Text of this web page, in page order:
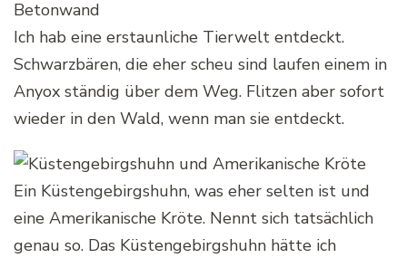
Ich hab eine erstaunliche Tierwelt entdeckt.
Schwarzbären, die eher scheu sind laufen einem in
Anyox ständig über dem Weg. Flitzen aber sofort
wieder in den Wald, wenn man sie entdeckt.
Ein Küstengebirgshuhn, was eher selten ist und
eine Amerikanische Kröte. Nennt sich tatsächlich
genau so. Das Küstengebirgshuhn hätte ich